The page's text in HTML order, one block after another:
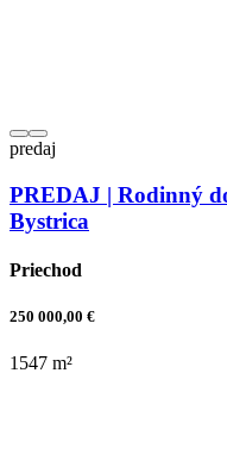
predaj
PREDAJ | Rodinný
Bystrica
Priechod
250 000,00 €
1547 m²